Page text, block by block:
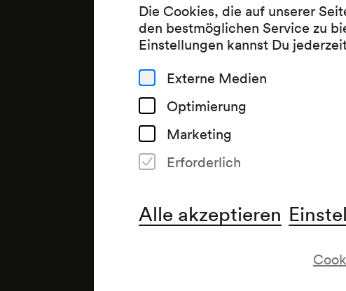
Die Cookies, die auf unserer
den bestmöglichen Service zu
Einstellungen kannst Du
Externe Medien
Optimierung
Marketing
Erforderlich
Alle akzeptieren
Veranstalter &